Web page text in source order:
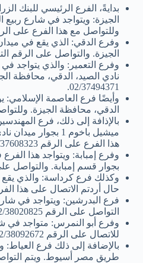
بدايةً، الفرع الرئيسي للبنك
وللتواصل مع هذا الفرع على الرقم 02/
الجيزة. والتواصل على الرقم التالي 02/
نادي الصيد، الدقي، محافظة
02/37494371.
الدقي، محافظة الجيزة. وللتواصل على
بالإذافة إلى ذلك، فرع
ميشيل باخوم 1
هذا الفرع على الرقم 02/37608323.
بجوار قسم إمبابة. والتواصل على الرقم
وكذلك فرع كرداسة: والذي
حال أردتم الاتصال على هذا الفرع على
التواصل على الرقم 02/38020825.
للاتصال على الرقم 02/38092672.
بالإضافة إلى ذلك فرع
طريق مصر أسيوط. ويتم